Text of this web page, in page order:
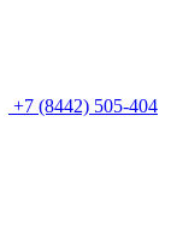
+7 (8442) 505-404